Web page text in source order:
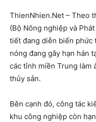
ThienNhien.Net – Theo
(Bộ Nông nghiệp và
tiết đang diễn biến phức
nóng đang gây hạn hán
các tỉnh miền Trung làm
thủy sản.
Bên cạnh đó, công tác
khu công nghiệp còn